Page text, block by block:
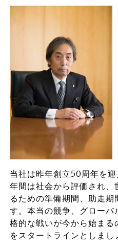
当社は昨年創立50周年を
年間は社会から評価され
るための準備期間、助走期
す。本当の競争、グロー
格的な戦いが今から始ま
をスタートラインとしまし